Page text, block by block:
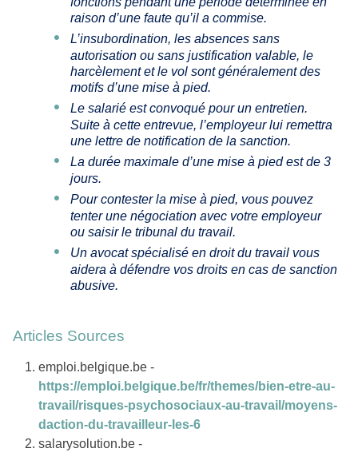
raison d’une faute qu’il a commise.
L’insubordination, les absences sans
autorisation ou sans justification valable, le
harcèlement et le vol sont généralement des
motifs d’une mise à pied.
Le salarié est convoqué pour un entretien.
Suite à cette entrevue, l’employeur lui remettra
une lettre de notification de la sanction.
La durée maximale d’une mise à pied est de 3
jours.
Pour contester la mise à pied, vous pouvez
tenter une négociation avec votre employeur
ou saisir le tribunal du travail.
Un avocat spécialisé en droit du travail vous
aidera à défendre vos droits en cas de sanction
abusive.
Articles Sources
emploi.belgique.be -
https://emploi.belgique.be/fr/themes/bien-etre-au-
travail/risques-psychosociaux-au-travail/moyens-
daction-du-travailleur-les-6
salarysolution.be -